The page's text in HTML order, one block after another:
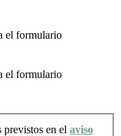
el formulario
el formulario
en el aviso